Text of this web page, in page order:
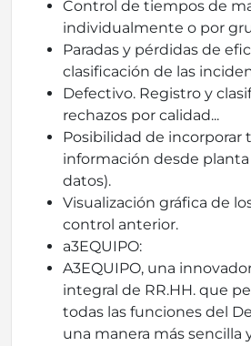
Control de tiempos de
individualmente o por
Paradas y pérdidas de
clasificación de las
Defectivo. Registro y
rechazos por calidad...
Posibilidad de incorporar
información desde
datos).
Visualización gráfica de
control anterior.
a3EQUIPO:
A3EQUIPO, una
integral de RR.HH. que
todas las funciones del
una manera más sencilla